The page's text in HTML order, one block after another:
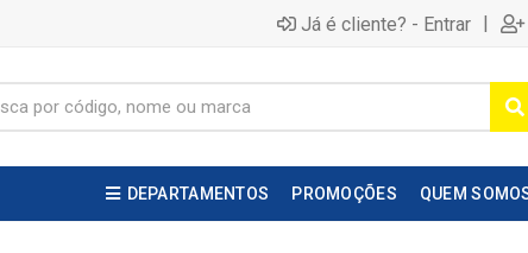
Já é cliente? - Entrar |
DEPARTAMENTOS PROMOÇÕES QUEM